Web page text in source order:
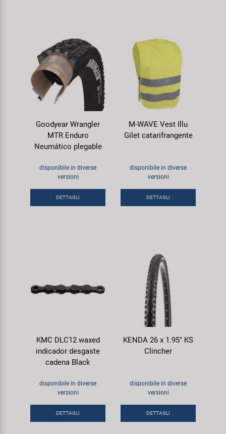
Goodyear Wrangler
MTR Enduro
Neumático plegable
disponibile in diverse
versioni
DETTAGLI
M-WAVE Vest Illu
Gilet catarifrangente
disponibile in diverse
versioni
DETTAGLI
KMC DLC12 waxed
indicador desgaste
cadena Black
disponibile in diverse
versioni
DETTAGLI
KENDA 26 x 1.95" KS
Clincher
disponibile in diverse
versioni
DETTAGLI